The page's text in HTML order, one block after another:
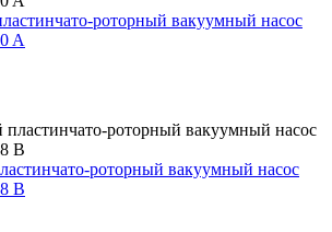
роторный вакуумный насос
A
роторный вакуумный насос
B